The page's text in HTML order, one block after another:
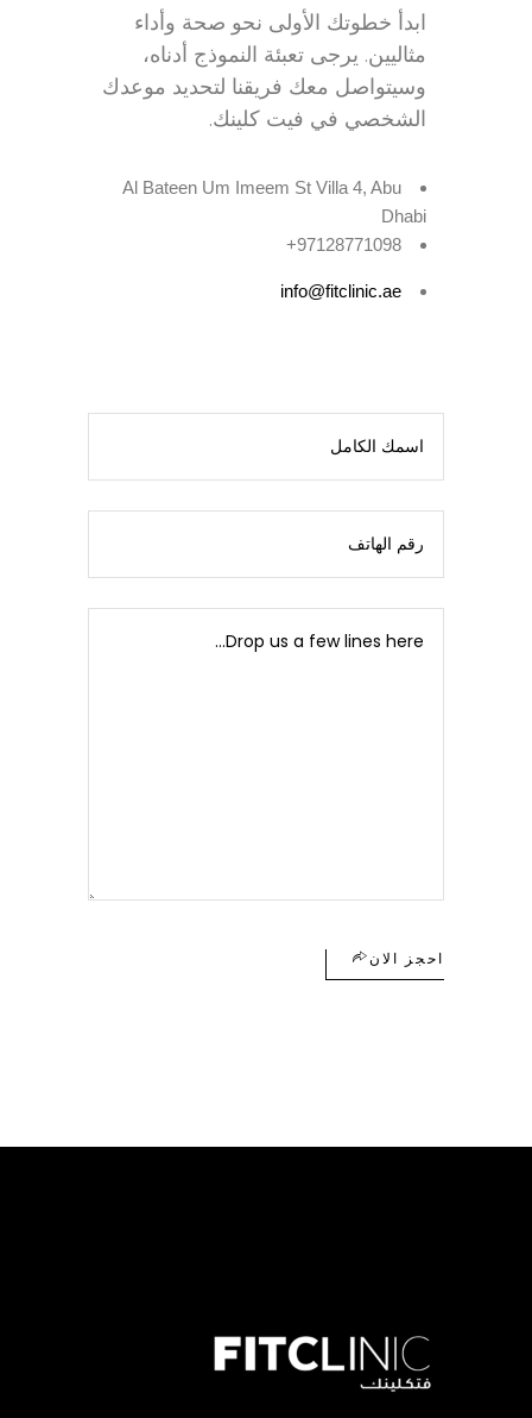
ابدأ خطوتك الأولى نحو صحة وأداء
مثاليين. يرجى تعبئة النموذج أدناه،
وسيتواصل معك فريقنا لتحديد موعدك
الشخصي في فيت كلينك.
Al Bateen Um Imeem St Villa 4, Abu
Dhabi
97128771098+
info@fitclinic.ae
احجز الان